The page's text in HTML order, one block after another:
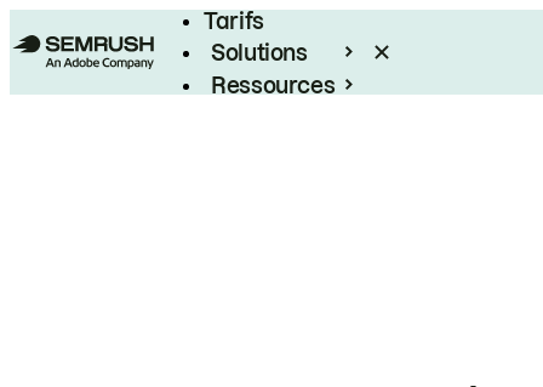
Tarifs
Solutions
Ressources